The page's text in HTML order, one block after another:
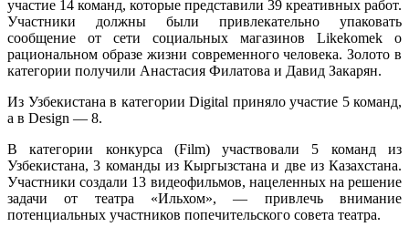
участие 14 команд, которые представили 39 креативных работ.
Участники должны были привлекательно упаковать
сообщение от сети социальных магазинов Likekomek о
рациональном образе жизни современного человека. Золото в
категории получили Анастасия Филатова и Давид Закарян.
Из Узбекистана в категории Digital приняло участие 5 команд,
а в Design — 8.
В категории конкурса (Film) участвовали 5 команд из
Узбекистана, 3 команды из Кыргызстана и две из Казахстана.
Участники создали 13 видеофильмов, нацеленных на решение
задачи от театра «Ильхом», — привлечь внимание
потенциальных участников попечительского совета театра.